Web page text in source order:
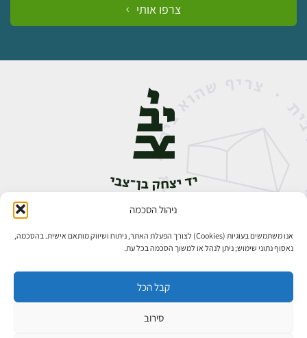
ניהול הסכמה
אנו משתמשים בעוגיות (Cookies) לצורך הפעלת האתר, ניתוח ושיווק מותאם אישית. בהסכמה,
נאסוף נתוני שימוש; ניתן לנהל או למשוך הסכמה בכל עת.
קבל הכל
סירוב
צרפו אותי
אבן גבירול 14, רחביה, ירושלים